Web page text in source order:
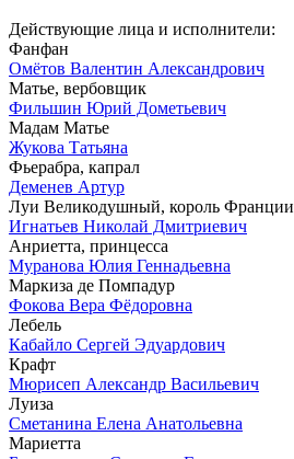
Действующие лица и исполнители:
Фанфан
Омётов Валентин Александрович
Матье, вербовщик
Фильшин Юрий Дометьевич
Мадам Матье
Жукова Татьяна
Фьерабра, капрал
Деменев Артур
Луи Великодушный, король Франции
Игнатьев Николай Дмитриевич
Анриетта, принцесса
Муранова Юлия Геннадьевна
Маркиза де Помпадур
Фокова Вера Фёдоровна
Лебель
Кабайло Сергей Эдуардович
Крафт
Мюрисеп Александр Васильевич
Луиза
Сметанина Елена Анатольевна
Мариетта